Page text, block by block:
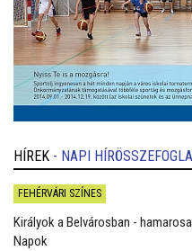
HÍREK - NAPI
FEHÉRVÁRI SZÍNES
Királyok a Belvárosban -
Napok